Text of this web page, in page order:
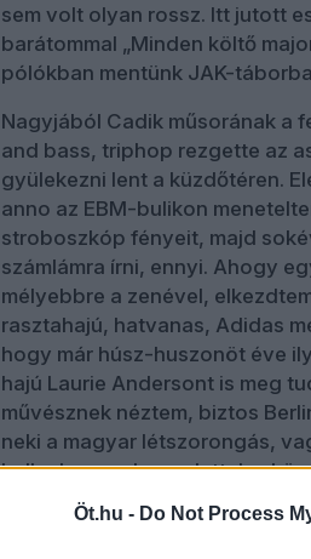
Öt.hu - Do Not Process
sem volt olyan rossz. Itt jutott
barátommal „Minden költő
pólókban mentünk JAK-
Nagyjából Cadik műsorának a
and bass, triphop rezgette az
gyülekezni lent a küzdőtéren.
anno az EBM-bulikon
stroboszkóp fényeit, majd
számlámra írni, ennyi. Ahogy
mélyebbre a zenével,
rasztahajú, hatvanas, Adidas
hogy már húsz-huszonöt éve
hajú Laurie Andersont is meg
művésznek néztem, biztos
neki a magyar létszorongás,
hellyel meg a hangulattal, a
roptuk az asztal körül, még a
úgy néztünk ki, mintha ő